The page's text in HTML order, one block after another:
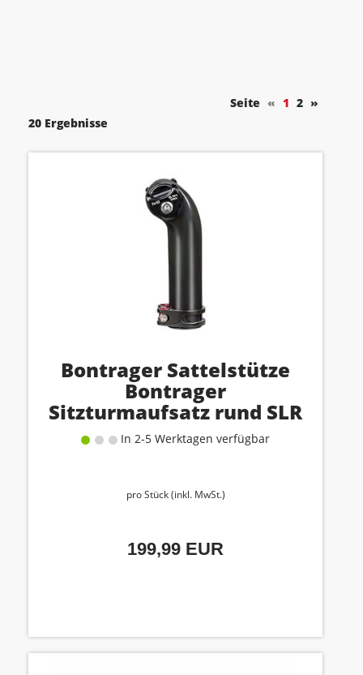
Seite « 1 2 »
20 Ergebnisse
Bontrager Sattelstütze
Bontrager
Sitzturmaufsatz rund SLR
13
In 2-5 Werktagen verfügbar
pro Stück (inkl. MwSt.)
199,99 EUR